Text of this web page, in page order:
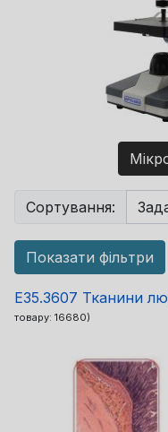
Сортування:
Показати фільтри
E35.3607 Тканини
товару: 16680)